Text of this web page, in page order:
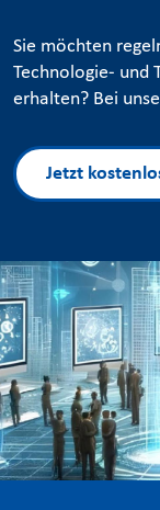
Sie möchten
Technologie- und
erhalten? Bei
Jetzt